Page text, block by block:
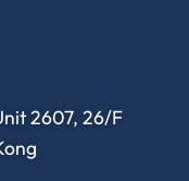
2607, 26/F